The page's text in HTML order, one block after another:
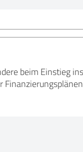
beim Einstieg